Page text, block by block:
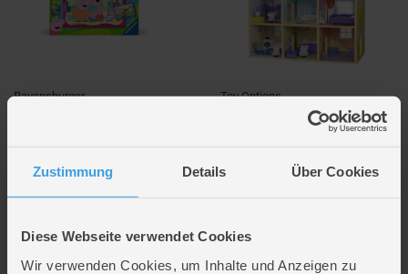
Zustimmung Details Über Cookies
Diese Webseite verwendet Cookies
Wir verwenden Cookies, um Inhalte und Anzeigen zu
Ravensburger
Toy Options
Peppa Wutz - Spielhaus aus Holz
79,99 €